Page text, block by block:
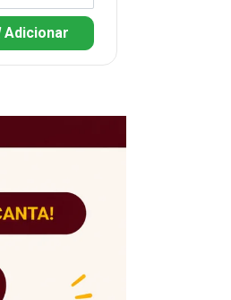
Adicionar